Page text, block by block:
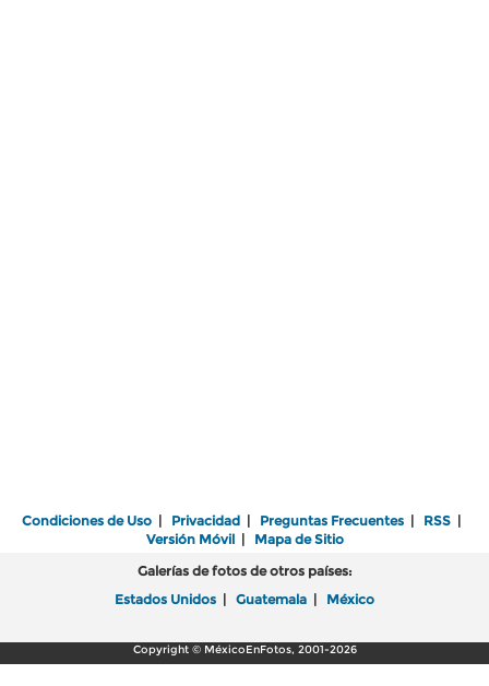
Condiciones de Uso | Privacidad | Preguntas Frecuentes | RSS |
Versión Móvil| Mapa de Sitio
Galerías de fotos de otros países:
Estados Unidos | Guatemala | México
Copyright © MéxicoEnFotos, 2001-2026